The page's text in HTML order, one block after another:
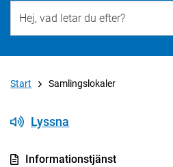
Start Samlingslokaler
Lyssna
Informationstjänst